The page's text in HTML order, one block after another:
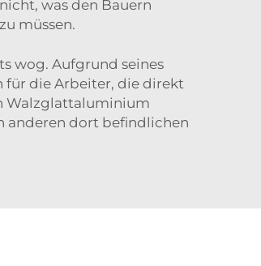
was den Bauern
müssen.
wog. Aufgrund seines
für die Arbeiter, die direkt
Walzglattaluminium
anderen dort befindlichen